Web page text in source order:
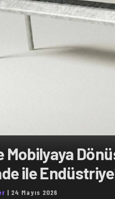
Mobilyaya
ile
| 24 Mayıs 2026